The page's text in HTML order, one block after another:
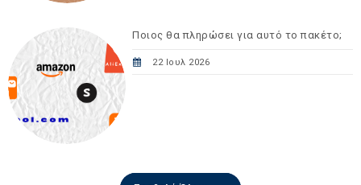
Ποιος θα πληρώσει για αυτό το πακέτο;
22 Ιουλ 2026